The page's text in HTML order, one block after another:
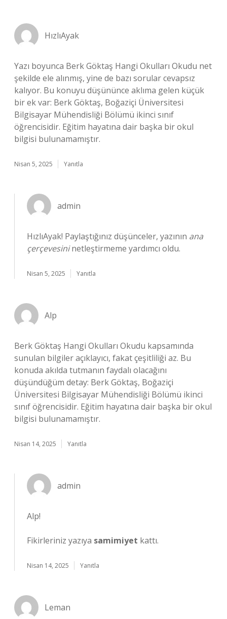
HızlıAyak
Yazı boyunca Berk Göktaş Hangi Okulları Okudu net
şekilde ele alınmış, yine de bazı sorular cevapsız
kalıyor. Bu konuyu düşününce aklıma gelen küçük
bir ek var: Berk Göktaş, Boğaziçi Üniversitesi
Bilgisayar Mühendisliği Bölümü ikinci sınıf
öğrencisidir. Eğitim hayatına dair başka bir okul
bilgisi bulunamamıştır.
Nisan 5, 2025 Yanıtla
admin
HızlıAyak! Paylaştığınız düşünceler, yazının ana
çerçevesininetleştirmeme yardımcı oldu.
Nisan 5, 2025 Yanıtla
Alp
Berk Göktaş Hangi Okulları Okudu kapsamında
sunulan bilgiler açıklayıcı, fakat çeşitliliği az. Bu
konuda akılda tutmanın faydalı olacağını
düşündüğüm detay: Berk Göktaş, Boğaziçi
Üniversitesi Bilgisayar Mühendisliği Bölümü ikinci
sınıf öğrencisidir. Eğitim hayatına dair başka bir okul
bilgisi bulunamamıştır.
Nisan 14, 2025 Yanıtla
admin
Alp!
Fikirleriniz yazıya samimiyet kattı.
Nisan 14, 2025 Yanıtla
Leman